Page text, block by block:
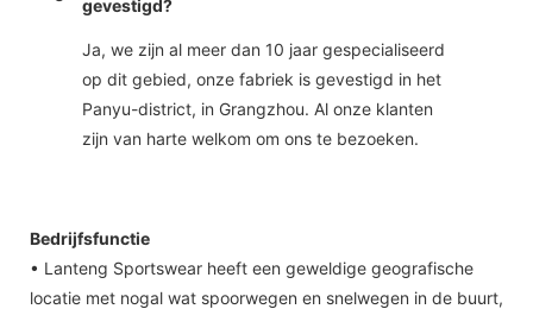
gevestigd?
Ja, we zijn al meer dan 10 jaar gespecialiseerd
op dit gebied, onze fabriek is gevestigd in het
Panyu-district, in Grangzhou. Al onze klanten
zijn van harte welkom om ons te bezoeken.
Bedrijfsfunctie
• Lanteng Sportswear heeft een geweldige geografische
locatie met nogal wat spoorwegen en snelwegen in de buurt,